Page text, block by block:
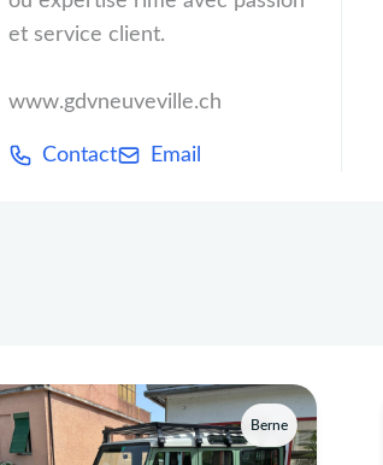
et service client.
www.gdvneuveville.ch
Contact Email
Berne